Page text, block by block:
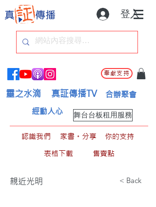
登入
奉獻支持
靈之水滴 真証傳播TV 合辦聚會
舞台台板租用服務
經動人心
認識我們 家書。分享
你的支持
表格下載
售賣點
親近光明 < Back